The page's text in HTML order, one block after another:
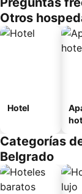
Otros
Hotel
Categorías
Belgrado